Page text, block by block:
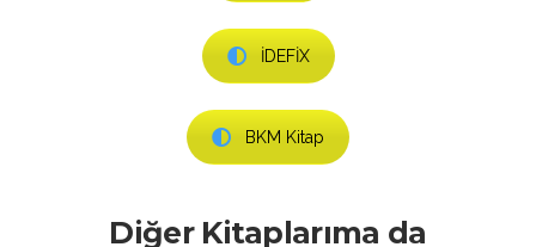
İDEFİX
BKM Kitap
Diğer Kitaplarıma da